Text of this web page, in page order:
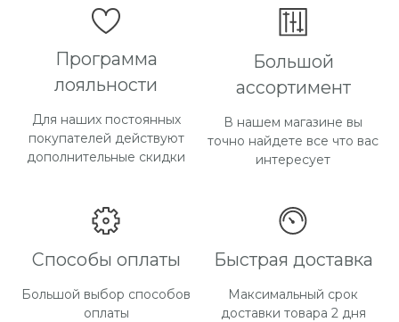
Программа
лояльности
Для наших постоянных
покупателей действуют
дополнительные скидки
Большой
ассортимент
В нашем магазине вы
точно найдете все что вас
интересует
Способы оплаты
Большой выбор способов
оплаты
Быстрая доставка
Максимальный срок
доставки товара 2 дня